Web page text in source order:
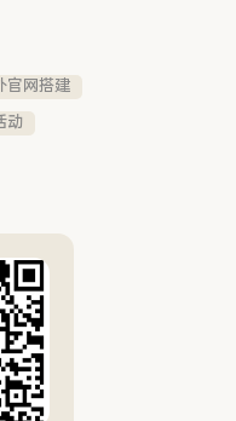
官网搭建
动